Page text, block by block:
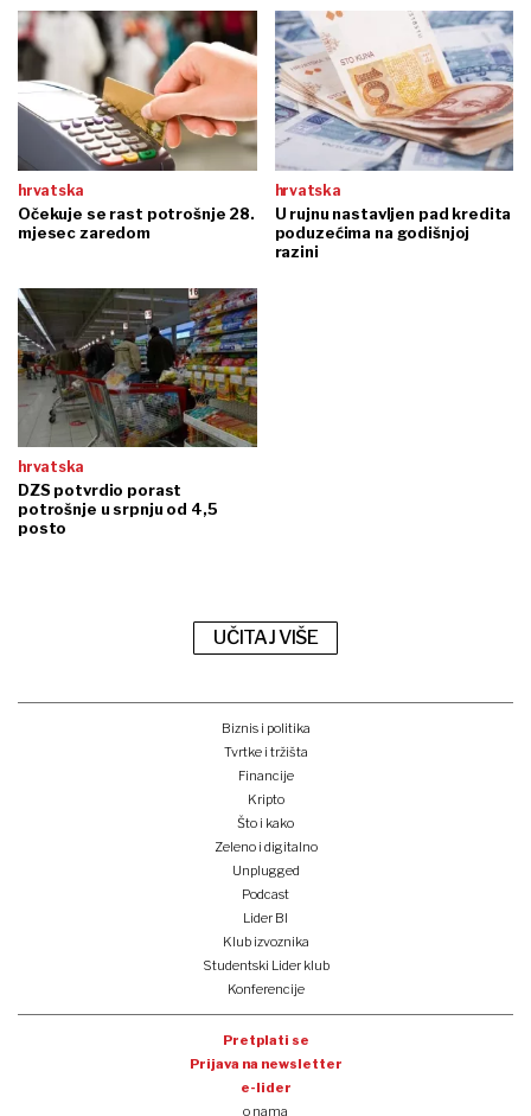
hrvatska
Očekuje se rast potrošnje 28.
mjesec zaredom
hrvatska
U rujnu nastavljen pad kredita
poduzećima na godišnjoj
razini
hrvatska
DZS potvrdio porast
potrošnje u srpnju od 4,5
posto
UČITAJ VIŠE
Biznis i politika
Tvrtke i tržišta
Financije
Kripto
Što i kako
Zeleno i digitalno
Unplugged
Podcast
Lider BI
Klub izvoznika
Studentski Lider klub
Konferencije
Pretplati se
Prijava na newsletter
e-lider
o nama